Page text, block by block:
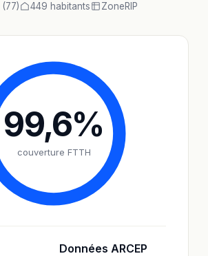
449 habitants ZoneRIP
99,6%
couverture FTTH
Données ARCEP